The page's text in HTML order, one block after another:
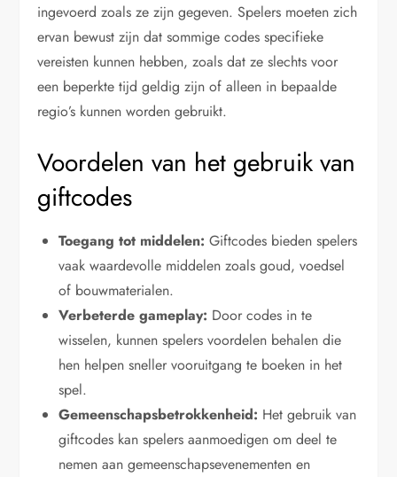
ingevoerd zoals ze zijn gegeven. Spelers moeten zich
ervan bewust zijn dat sommige codes specifieke
vereisten kunnen hebben, zoals dat ze slechts voor
een beperkte tijd geldig zijn of alleen in bepaalde
regio’s kunnen worden gebruikt.
Voordelen van het gebruik van
giftcodes
Toegang tot middelen: Giftcodes bieden spelers
vaak waardevolle middelen zoals goud, voedsel
of bouwmaterialen.
Verbeterde gameplay: Door codes in te
wisselen, kunnen spelers voordelen behalen die
hen helpen sneller vooruitgang te boeken in het
spel.
Gemeenschapsbetrokkenheid: Het gebruik van
giftcodes kan spelers aanmoedigen om deel te
nemen aan gemeenschapsevenementen en